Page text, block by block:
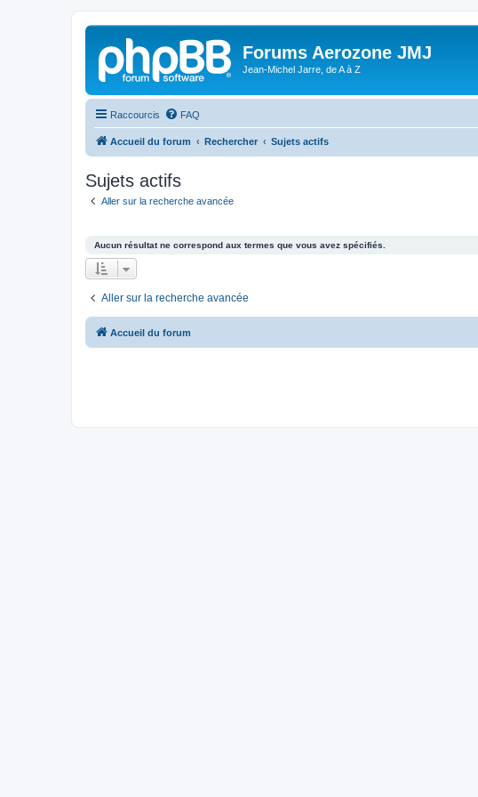
Forums Aerozone JMJ
Jean-Michel Jarre, de A à Z
Raccourcis FAQ
Accueil du forum Rechercher Sujets actifs
Sujets actifs
Aller sur la recherche avancée
Aucun résultat ne correspond aux termes que vous avez spécifiés.
Aller sur la recherche avancée
Accueil du forum